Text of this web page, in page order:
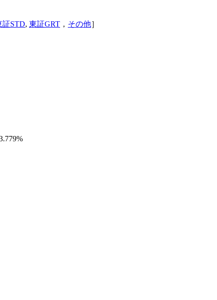
証STD, 東証GRT ， その他］